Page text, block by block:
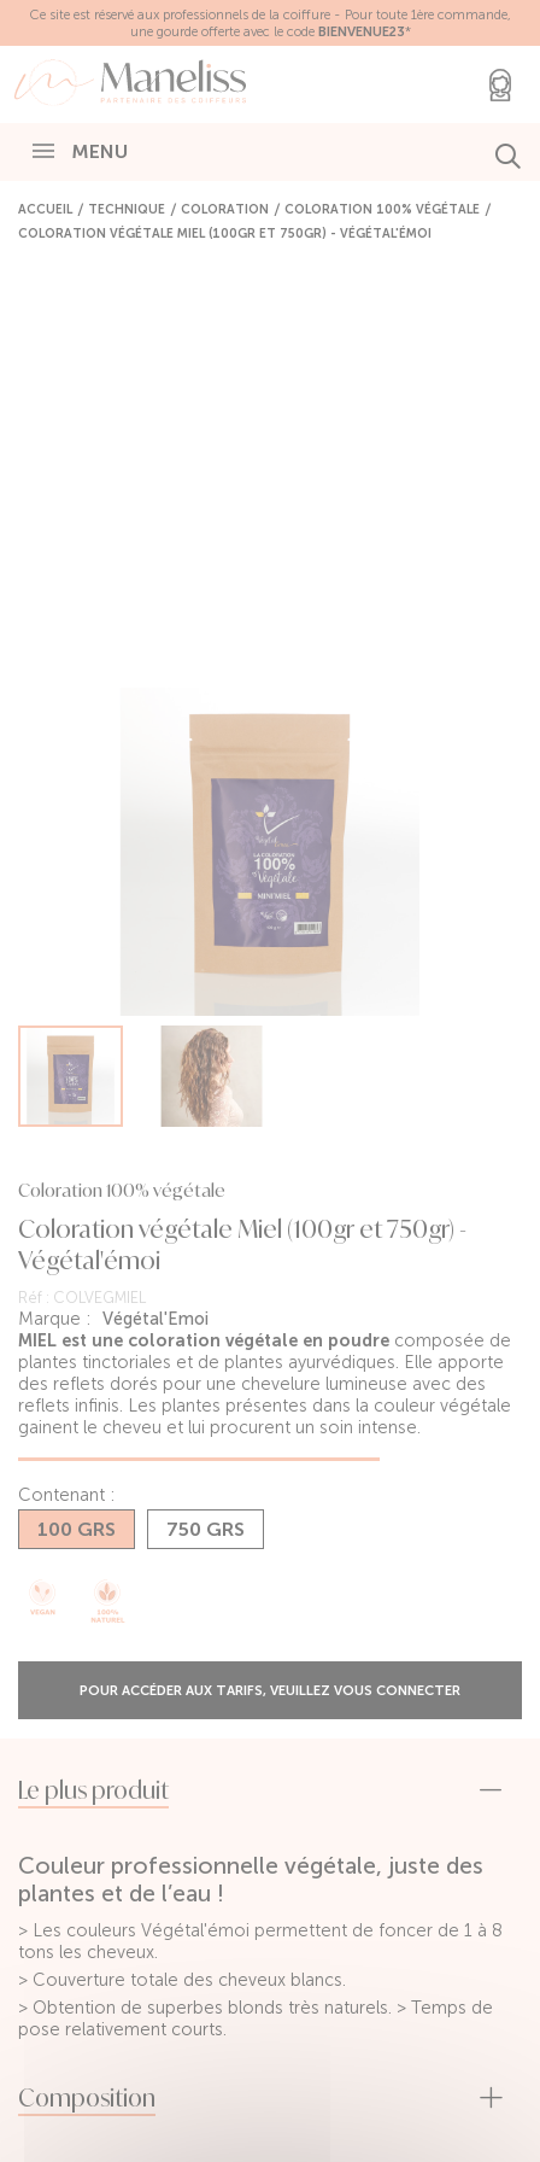
Ce site est réservé aux professionnels de la coiffure - Pour toute 1ère commande,
une gourde offerte avec le code BIENVENUE23*
MENU
ACCUEIL TECHNIQUE COLORATION
COLORATION 100% VÉGÉTALE
COLORATION VÉGÉTALE MIEL (100GR ET 750GR) - VÉGÉTAL'ÉMOI
Coloration 100% végétale
Coloration végétale Miel (100gr et 750gr) -
Végétal'émoi
Réf : COLVEGMIEL
Marque :
Végétal'Emoi
MIEL est une coloration végétale en poudre composée de
plantes tinctoriales et de plantes ayurvédiques. Elle apporte
des reflets dorés pour une chevelure lumineuse avec des
reflets infinis. Les plantes présentes dans la couleur végétale
gainent le cheveu et lui procurent un soin intense.
Contenant :
100 GRS 750 GRS
POUR ACCÉDER AUX TARIFS, VEUILLEZ VOUS CONNECTER
Le plus produit
Couleur professionnelle végétale, juste des
plantes et de l’eau !
> Les couleurs Végétal'émoi permettent de foncer de 1 à 8
tons les cheveux.
> Couverture totale des cheveux blancs.
> Obtention de superbes blonds très naturels. > Temps de
pose relativement courts.
Composition
Panneau de gestion des cookies